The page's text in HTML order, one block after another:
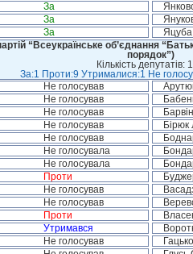
За
За
За
“Всеукраїнське об’єднання
порядок”)
Кількість депутатів:
За:1 Проти:9 Утрималися:1 Не
Не голосував
Не голосував
Не голосував
Не голосував Бірюк
Не голосував
Не голосувала
Не голосувала
Проти
Не голосував
Не голосував
Проти
Утримався
Не голосував